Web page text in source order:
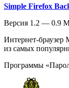
Simple Firefox
Версия 1.2 — 0.9
Интернет-браузер
из самых
Программы